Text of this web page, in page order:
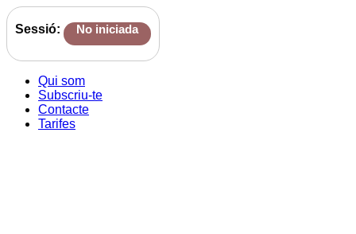
Sessió: No iniciada
Qui som
Subscriu-te
Contacte
Tarifes